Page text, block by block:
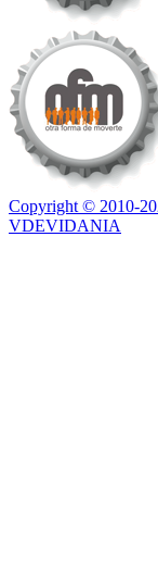
Copyright © 2010-
VDEVIDANIA